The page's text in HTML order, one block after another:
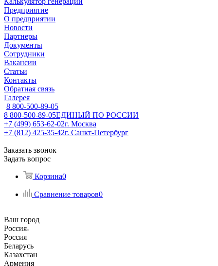
Предприятие
О предприятии
Новости
Партнеры
Документы
Сотрудники
Вакансии
Статьи
Контакты
Обратная связь
Галерея
8 800-500-89-05
8 800-500-89-05ЕДИНЫЙ ПО РОССИИ
+7 (499) 653-62-02г. Москва
+7 (812) 425-35-42г. Санкт-Петербург
Заказать звонок
Задать вопрос
Корзина0
Сравнение товаров0
Ваш город
Россия
Россия
Беларусь
Казахстан
Армения